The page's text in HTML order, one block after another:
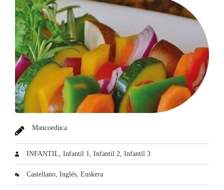
Mancoeduca
INFANTIL Infantil 1 Infantil 2 Infantil 3
Castellano Inglés Euskera